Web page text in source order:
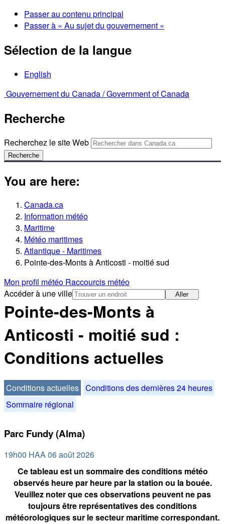
Passer au contenu principal
Passer à « Au sujet du gouvernement »
Sélection de la langue
English
Gouvernement du Canada /Government of Canada
Recherche
Recherchez le site Web
Recherche
You are here:
Canada.ca
Information météo
Maritime
Météo maritimes
Atlantique - Maritimes
Pointe-des-Monts à Anticosti - moitié sud
Mon profil météo Raccourcis météo
Accéder à une ville
Aller
Pointe-des-Monts à
Anticosti - moitié sud :
Conditions actuelles
Conditions actuelles Conditions des dernières 24 heures
Sommaire régional
Parc Fundy (Alma)
19h00 HAA 06 août 2026
Ce tableau est un sommaire des conditions météo
observés heure par heure par la station ou la bouée.
Veuillez noter que ces observations peuvent ne pas
toujours être représentatives des conditions
météorologiques sur le secteur maritime correspondant.